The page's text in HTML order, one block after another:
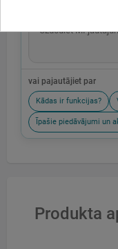
vai pajautājiet par
Kādas ir funkcijas?
Īpašie piedāvājumi un
Produkta